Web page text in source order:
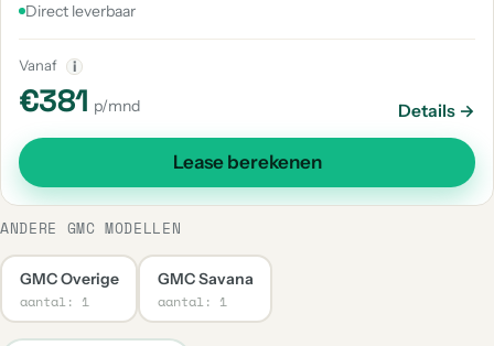
Direct leverbaar
Vanaf i
€381 p/mnd Details →
Lease berekenen
ANDERE GMC MODELLEN
GMC Overige
aantal: 1
GMC Savana
aantal: 1